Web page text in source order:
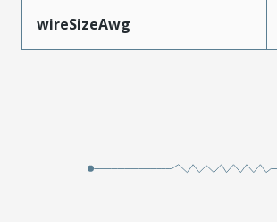
wireSizeAwg